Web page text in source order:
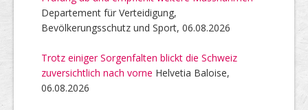
Departement für Verteidigung,
Bevölkerungsschutz und Sport, 06.08.2026
Trotz einiger Sorgenfalten blickt die Schweiz
zuversichtlich nach vorne Helvetia Baloise,
06.08.2026